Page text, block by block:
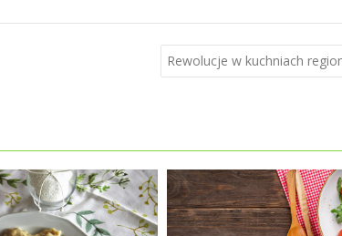
Rewolucje w kuchniach